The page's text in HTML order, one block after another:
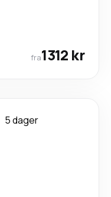
fra1312 kr
5 dager